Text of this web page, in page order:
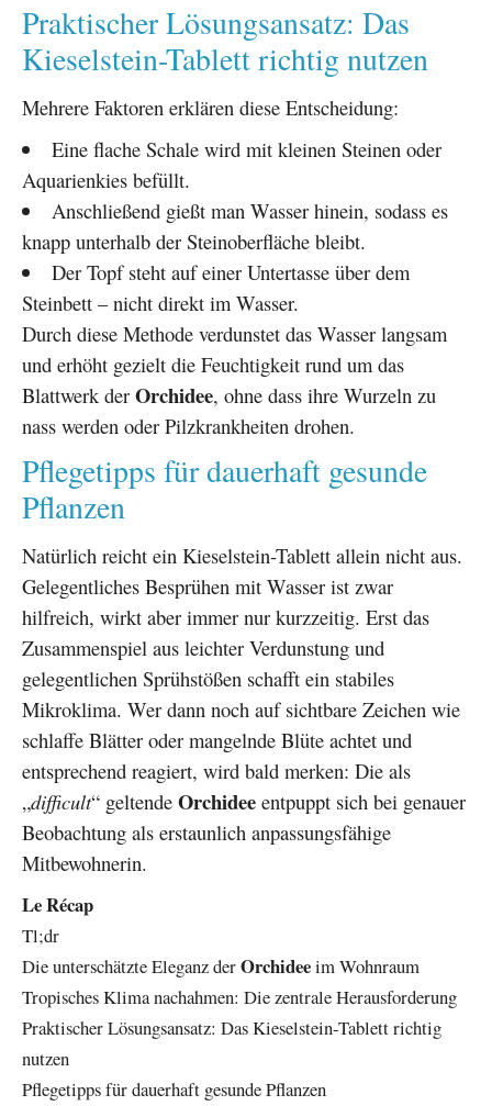
Praktischer Lösungsansatz: Das
Kieselstein-Tablett richtig nutzen
Mehrere Faktoren erklären diese Entscheidung:
Eine flache Schale wird mit kleinen Steinen oder
Aquarienkies befüllt.
Anschließend gießt man Wasser hinein, sodass es
knapp unterhalb der Steinoberfläche bleibt.
Der Topf steht auf einer Untertasse über dem
Steinbett – nicht direkt im Wasser.
Durch diese Methode verdunstet das Wasser langsam
und erhöht gezielt die Feuchtigkeit rund um das
Blattwerk der Orchidee, ohne dass ihre Wurzeln zu
nass werden oder Pilzkrankheiten drohen.
Pflegetipps für dauerhaft gesunde
Pflanzen
Natürlich reicht ein Kieselstein-Tablett allein nicht aus.
Gelegentliches Besprühen mit Wasser ist zwar
hilfreich, wirkt aber immer nur kurzzeitig. Erst das
Zusammenspiel aus leichter Verdunstung und
gelegentlichen Sprühstößen schafft ein stabiles
Mikroklima. Wer dann noch auf sichtbare Zeichen wie
schlaffe Blätter oder mangelnde Blüte achtet und
entsprechend reagiert, wird bald merken: Die als
„difficult“ geltende Orchidee entpuppt sich bei genauer
Beobachtung als erstaunlich anpassungsfähige
Mitbewohnerin.
Le Récap
Tl;dr
Die unterschätzte Eleganz derOrchideeim Wohnraum
Tropisches Klima nachahmen: Die zentrale Herausforderung
Praktischer Lösungsansatz: Das Kieselstein-Tablett richtig
nutzen
Pflegetipps für dauerhaft gesunde Pflanzen